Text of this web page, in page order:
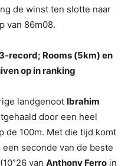
de winst ten slotte naar
van 86m08.
record; Rooms (5km) en
op in ranking
landgenoot Ibrahim
door een heel
de 100m. Met die tijd komt
seconde van de beste
van Anthony Ferro in